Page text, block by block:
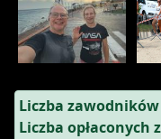
Liczba zawodników
Liczba opłaconych